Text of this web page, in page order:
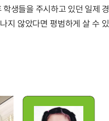
생들을 주시하고 있던 일제 경
지 않았다면 평범하게 살 수 있